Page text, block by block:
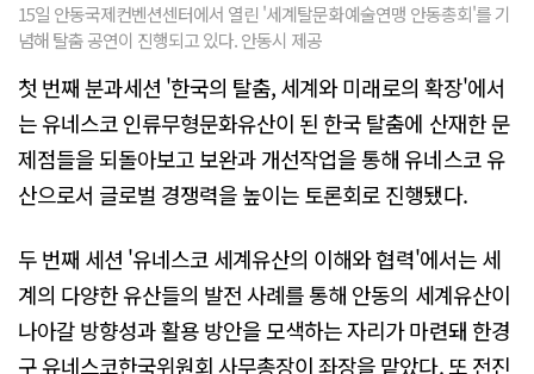
15일 안동국제컨벤션센터에서 열린 '세계탈문화예술연맹 안동총회'를 기
념해 탈춤 공연이 진행되고 있다. 안동시 제공
첫 번째 분과세션 '한국의 탈춤, 세계와 미래로의 확장'에서
는 유네스코 인류무형문화유산이 된 한국 탈춤에 산재한 문
제점들을 되돌아보고 보완과 개선작업을 통해 유네스코 유
산으로서 글로벌 경쟁력을 높이는 토론회로 진행됐다.
두 번째 세션 '유네스코 세계유산의 이해와 협력'에서는 세
계의 다양한 유산들의 발전 사례를 통해 안동의 세계유산이
나아갈 방향성과 활용 방안을 모색하는 자리가 마련돼 한경
구 유네스코한국위원회 사무총장이 좌장을 맡았다. 또 전진